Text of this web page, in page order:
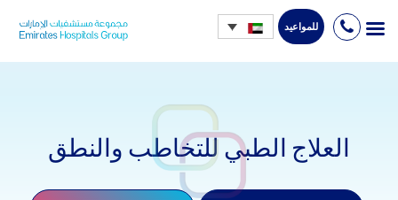
Skip
للمواعيد
العلاج الطبي للتخاطب والنطق